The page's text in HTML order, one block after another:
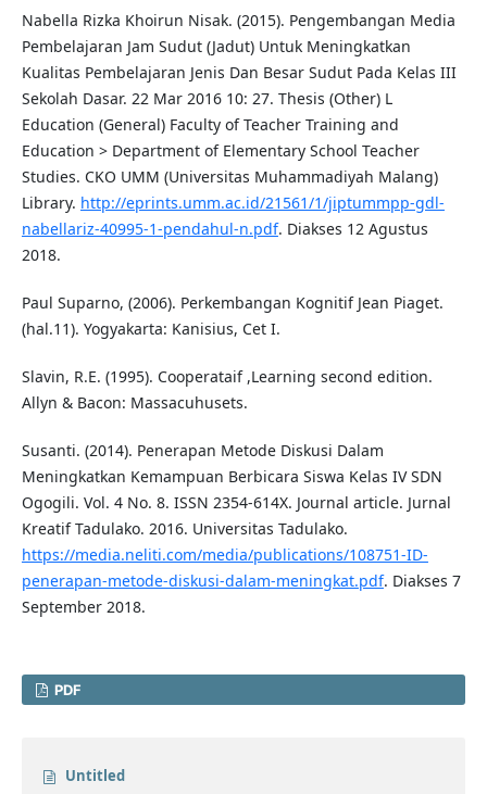
Nabella Rizka Khoirun Nisak. (2015). Pengembangan Media
Pembelajaran Jam Sudut (Jadut) Untuk Meningkatkan
Kualitas Pembelajaran Jenis Dan Besar Sudut Pada Kelas III
Sekolah Dasar. 22 Mar 2016 10: 27. Thesis (Other) L
Education (General) Faculty of Teacher Training and
Education > Department of Elementary School Teacher
Studies. CKO UMM (Universitas Muhammadiyah Malang)
Library. http://eprints.umm.ac.id/21561/1/jiptummpp-gdl-
nabellariz-40995-1-pendahul-n.pdf. Diakses 12 Agustus
2018.
Paul Suparno, (2006). Perkembangan Kognitif Jean Piaget.
(hal.11). Yogyakarta: Kanisius, Cet I.
Slavin, R.E. (1995). Cooperataif ,Learning second edition.
Allyn & Bacon: Massacuhusets.
Susanti. (2014). Penerapan Metode Diskusi Dalam
Meningkatkan Kemampuan Berbicara Siswa Kelas IV SDN
Ogogili. Vol. 4 No. 8. ISSN 2354-614X. Journal article. Jurnal
Kreatif Tadulako. 2016. Universitas Tadulako.
https://media.neliti.com/media/publications/108751-ID-
penerapan-metode-diskusi-dalam-meningkat.pdf. Diakses 7
September 2018.
PDF
Untitled